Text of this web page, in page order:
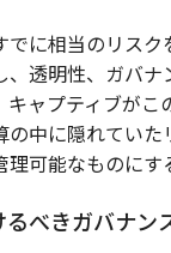
でに相当のリスク
、透明性、ガバ
ャプティブがこ
の中に隠れていた
可能なものにす
るべきガバナン